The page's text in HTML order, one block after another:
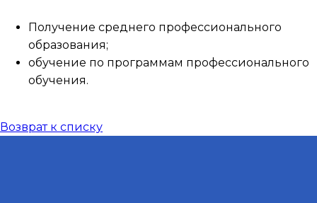
Получение среднего профессионального
образования;
обучение по программам профессионального
обучения.
Возврат к списку